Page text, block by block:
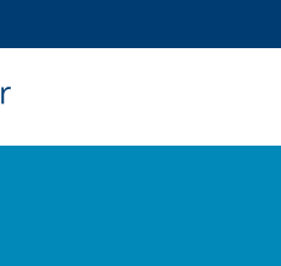
Mostrar submenú de